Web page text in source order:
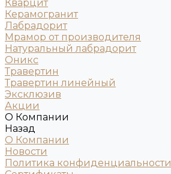
Кварцит
Керамогранит
Лабрадорит
Мрамор от производителя
Натуральный лабрадорит
Оникс
Травертин
Травертин линейный
Эксклюзив
Акции
О Компании
Назад
О Компании
Новости
Политика конфиденциальности